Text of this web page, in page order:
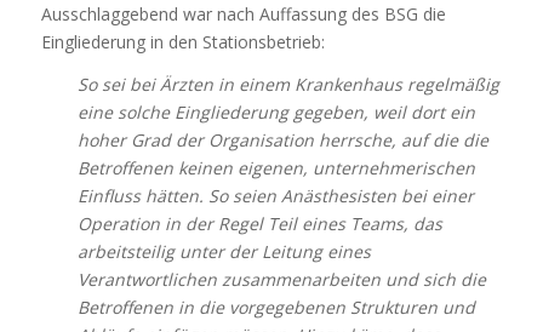
Ausschlaggebend war nach Auffassung des BSG die
Eingliederung in den Stationsbetrieb:
So sei bei Ärzten in einem Krankenhaus regelmäßig
eine solche Eingliederung gegeben, weil dort ein
hoher Grad der Organisation herrsche, auf die die
Betroffenen keinen eigenen, unternehmerischen
Einfluss hätten. So seien Anästhesisten bei einer
Operation in der Regel Teil eines Teams, das
arbeitsteilig unter der Leitung eines
Verantwortlichen zusammenarbeiten und sich die
Betroffenen in die vorgegebenen Strukturen und